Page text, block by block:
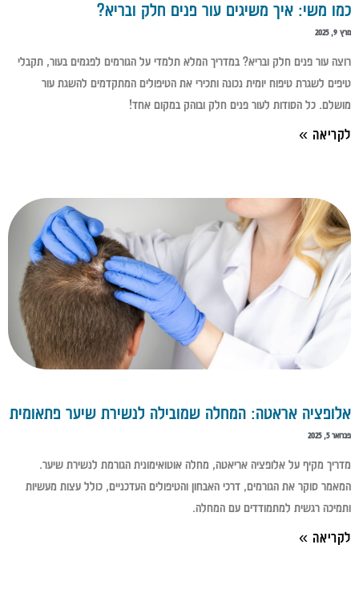
כמו משי: איך משיגים עור פנים חלק ובריא?
מרץ 9, 2025
רוצה עור פנים חלק ובריא? במדריך המלא תלמדי על הגורמים לפגמים בעור, תקבלי
טיפים לשגרת טיפוח יומית נכונה ותכירי את הטיפולים המתקדמים להשגת עור
מושלם. כל הסודות לעור פנים חלק ובוהק במקום אחד!
לקריאה »
אלופציה אראטה: המחלה שמובילה לנשירת שיער פתאומית
פברואר 5, 2025
מדריך מקיף על אלופציה אריאטה, מחלה אוטואימונית הגורמת לנשירת שיער.
המאמר סוקר את הגורמים, דרכי האבחון והטיפולים העדכניים, כולל עצות מעשיות
ותמיכה רגשית למתמודדים עם המחלה.
לקריאה »